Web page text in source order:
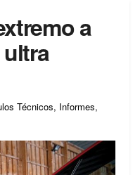
a
Técnicos, Informes,